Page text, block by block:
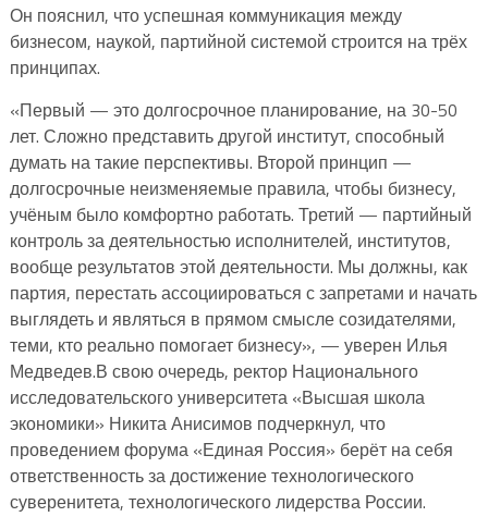
Он пояснил, что успешная коммуникация между
бизнесом, наукой, партийной системой строится на трёх
принципах.
«Первый — это долгосрочное планирование, на 30-50
лет. Сложно представить другой институт, способный
думать на такие перспективы. Второй принцип —
долгосрочные неизменяемые правила, чтобы бизнесу,
учёным было комфортно работать. Третий — партийный
контроль за деятельностью исполнителей, институтов,
вообще результатов этой деятельности. Мы должны, как
партия, перестать ассоциироваться с запретами и начать
выглядеть и являться в прямом смысле созидателями,
теми, кто реально помогает бизнесу», — уверен Илья
Медведев.В свою очередь, ректор Национального
исследовательского университета «Высшая школа
экономики» Никита Анисимов подчеркнул, что
проведением форума «Единая Россия» берёт на себя
ответственность за достижение технологического
суверенитета, технологического лидерства России.